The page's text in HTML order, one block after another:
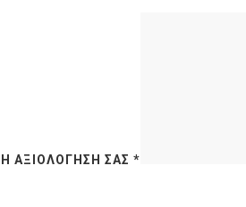
Η ΑΞΙΟΛΌΓΗΣΉ ΣΑΣ *